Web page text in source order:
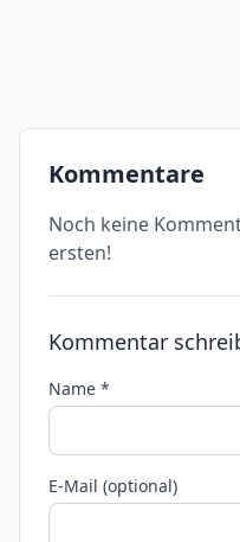
Kommentare
Noch keine
ersten!
Kommentar
Name *
E-Mail (optional)